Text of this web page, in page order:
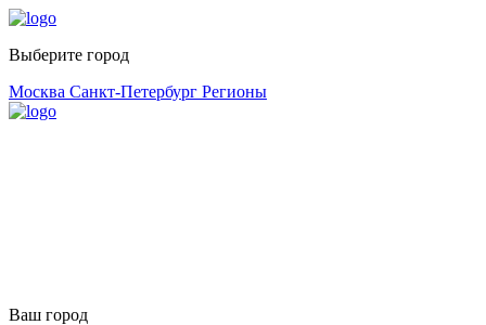
Выберите город
Москва Санкт-Петербург Регионы
Ваш город